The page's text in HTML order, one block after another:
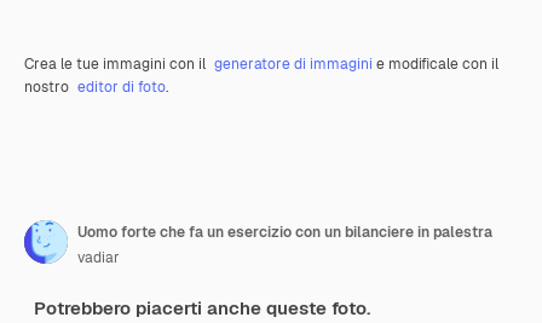
Crea le tue immagini con il generatore di immagini e modificale con il
nostro editor di foto.
Uomo forte che fa un esercizio con un bilanciere in palestra
vadiar
Potrebbero piacerti anche queste foto.